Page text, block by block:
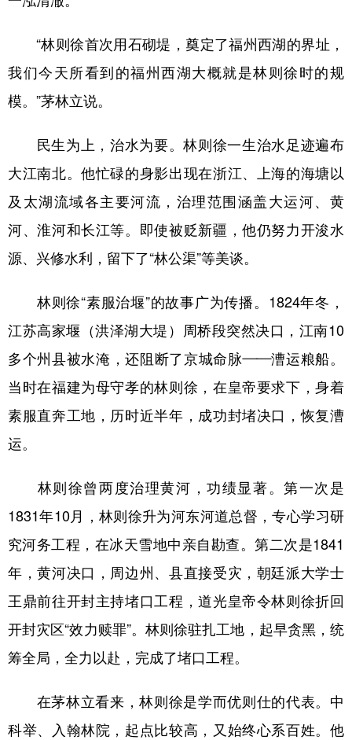
“林则徐首次用石砌堤，奠定了福州西湖的界址，
我们今天所看到的福州西湖大概就是林则徐时的规
模。”茅林立说。
民生为上，治水为要。林则徐一生治水足迹遍布
大江南北。他忙碌的身影出现在浙江、上海的海塘以
及太湖流域各主要河流，治理范围涵盖大运河、黄
河、淮河和长江等。即使被贬新疆，他仍努力开浚水
源、兴修水利，留下了“林公渠”等美谈。
林则徐“素服治堰”的故事广为传播。1824年冬，
江苏高家堰（洪泽湖大堤）周桥段突然决口，江南10
多个州县被水淹，还阻断了京城命脉——漕运粮船。
当时在福建为母守孝的林则徐，在皇帝要求下，身着
素服直奔工地，历时近半年，成功封堵决口，恢复漕
运。
林则徐曾两度治理黄河，功绩显著。第一次是
1831年10月，林则徐升为河东河道总督，专心学习研
究河务工程，在冰天雪地中亲自勘查。第二次是1841
年，黄河决口，周边州、县直接受灾，朝廷派大学士
王鼎前往开封主持堵口工程，道光皇帝令林则徐折回
开封灾区“效力赎罪”。林则徐驻扎工地，起早贪黑，统
筹全局，全力以赴，完成了堵口工程。
在茅林立看来，林则徐是学而优则仕的代表。中
科举、入翰林院，起点比较高，又始终心系百姓。他